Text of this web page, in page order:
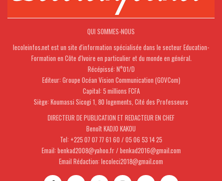
QUI SOMMES-NOUS
lecoleinfos.net est un site d'information spécialisée dans le secteur Education-
Formation en Côte d'Ivoire en particulier et du monde en général.
Récépissé: N°01/D
Editeur: Groupe Océan Vision Communication (GOVCom)
Capital: 5 millions FCFA
Siège: Koumassi Sicogi 1, 80 logements, Cité des Professeurs
DIRECTEUR DE PUBLICATION ET REDACTEUR EN CHEF
Benoît KADJO KAKOU
Tel: +225 07 07 77 61 60 / 05 06 53 14 25
Email: benkad2008@yahoo.fr / benkad2016@gmail.com
Email Rédaction: lecoleci2018@gmail.com